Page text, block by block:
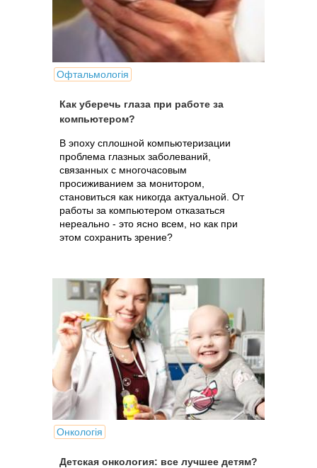
Офтальмологія
Как уберечь глаза при работе за
компьютером?
В эпоху сплошной компьютеризации
проблема глазных заболеваний,
связанных с многочасовым
просиживанием за монитором,
становиться как никогда актуальной. От
работы за компьютером отказаться
нереально - это ясно всем, но как при
этом сохранить зрение?
Онкологія
Детская онкология: все лучшее детям?